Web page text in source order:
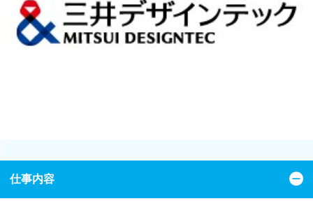
仕事内容